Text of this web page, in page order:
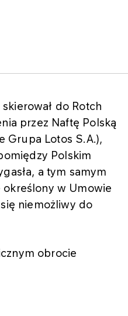
do Rotch
przez Naftę Polską
Grupa Lotos S.A.),
Polskim
a tym samym
określony w Umowie
niemożliwy do
obrocie